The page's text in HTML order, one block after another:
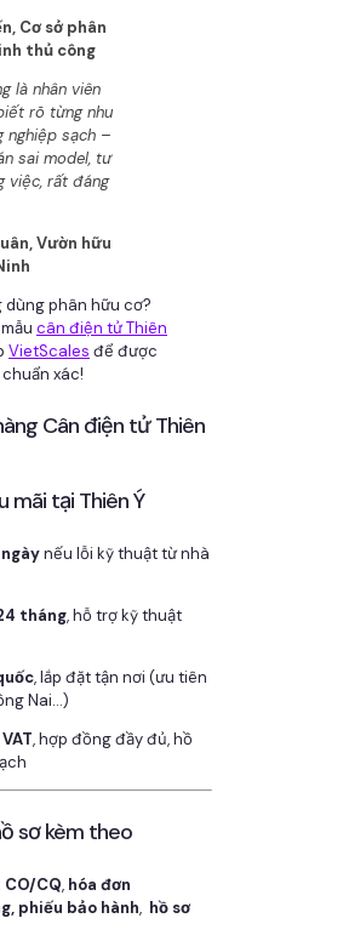
Cơ sở phân
thủ công
là nhân viên
rõ từng nhu
nghiệp sạch –
sai model, tư
việc, rất đáng
Vườn hữu
dùng phân hữu cơ?
cân điện tử Thiên
VietScales để được
xác!
Cân điện tử Thiên
mãi tại Thiên Ý
nếu lỗi kỹ thuật từ nhà
tháng, hỗ trợ kỹ thuật
, lắp đặt tận nơi (ưu tiên
Nai…)
, hợp đồng đầy đủ, hồ
sơ kèm theo
CO/CQ, hóa đơn
phiếu bảo hành, hồ sơ